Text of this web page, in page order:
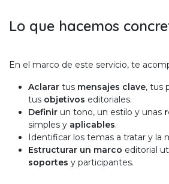
Lo que hacemos
En el marco de este servicio, te
Aclarar tus mensajes clave, tus
tus objetivos editoriales.
Definir un tono, un estilo y unas
simples y aplicables.
Identificar los temas a tratar y la
Estructurar un marco editorial
soportes y participantes.